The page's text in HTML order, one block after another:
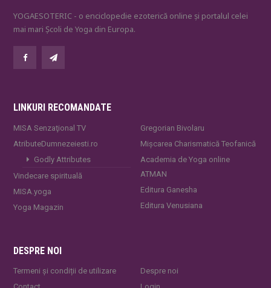
YOGAESOTERIC - o enciclopedie ezoterică online și portalul celei
mai mari Școli de Yoga din Europa.
LINKURI RECOMANDATE
MISA Senzaţional TV
AtributeDumnezeiesti.ro
Godly Attributes
Vindecare spirituală
MISA.yoga
Yoga Magazin
Gregorian Bivolaru
Mișcarea Charismatică Teofanică
Academia de Yoga online
ATMAN
Editura Ganesha
Editura Venusiana
DESPRE NOI
Termeni și condiții de utilizare
Despre noi